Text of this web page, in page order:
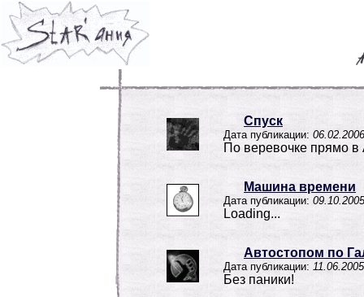
Спуск
Дата публикации: 06.02.2006
По веревочке прямо в
Машина времени
Дата публикации: 09.10.2005
Loading...
Автостопом по
Дата публикации: 11.06.2005
Без паники!